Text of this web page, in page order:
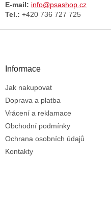
E-mail: info@psashop.cz
Tel.: +420 736 727 725
Informace
Jak nakupovat
Doprava a platba
Vrácení a reklamace
Obchodní podmínky
Ochrana osobních údajů
Kontakty